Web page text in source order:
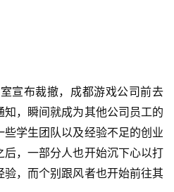
宣布裁撤，成都游戏公司前去
，瞬间就成为其他公司员工的
学生团队以及经验不足的创业
后，一部分人也开始沉下心以打
验，而个别跟风者也开始前往其